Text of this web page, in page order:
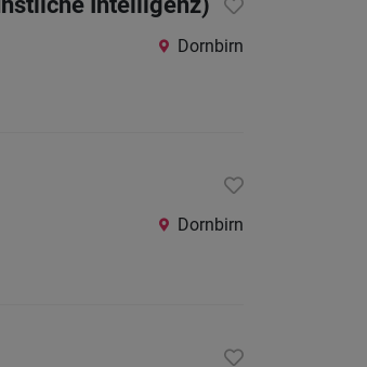
Dornbirn
Dornbirn